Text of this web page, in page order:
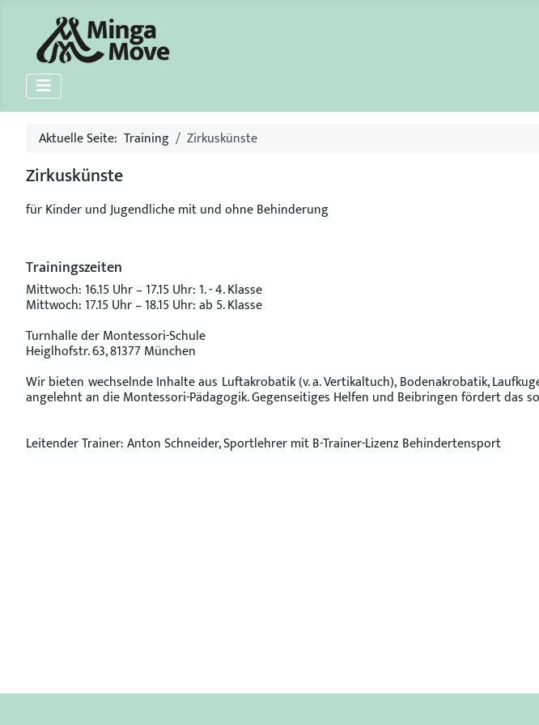
Aktuelle Seite: Training Zirkuskünste
Zirkuskünste
für Kinder und Jugendliche mit und ohne Behinderung
Trainingszeiten
Mittwoch: 16.15 Uhr – 17.15 Uhr: 1. - 4. Klasse
Mittwoch: 17.15 Uhr – 18.15 Uhr: ab 5. Klasse
Turnhalle der Montessori-Schule
Heiglhofstr. 63, 81377 München
Wir bieten wechselnde Inhalte aus Luftakrobatik (v. a. Vertikaltuch), Bodenakrobatik,
angelehnt an die Montessori-Pädagogik. Gegenseitiges Helfen und Beibringen fördert
Leitender Trainer: Anton Schneider, Sportlehrer mit B-Trainer-Lizenz Behindertensport